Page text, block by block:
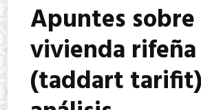
Apuntes
vivienda rifeña
(taddart